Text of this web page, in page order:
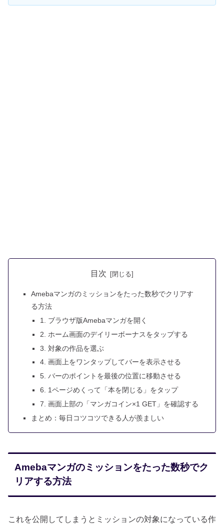
目次
Amebaマンガのミッションをたった数秒でクリアす
る方法
1. ブラウザ版Amebaマンガを開く
2. ホーム画面のデイリーボーナスをタップする
3. 対象の作品を選ぶ
4. 画面上をワンタップしてバーを表示させる
5. バーのポイントを最後の位置に移動させる
6. 1ページめくって「本を閉じる」をタップ
7. 画面上部の「マンガコイン×1 GET」を確認する
まとめ：毎日コツコツできる人が羨ましい
Amebaマンガのミッションをたった数秒でク
リアする方法
これを公開してしまうとミッションの対象になっている作